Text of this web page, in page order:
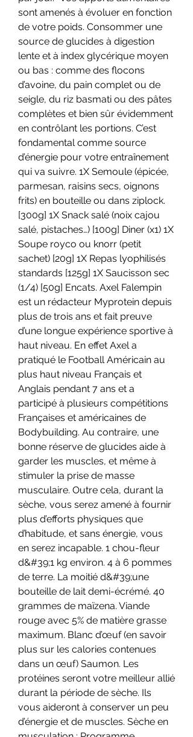
sont amenés à évoluer en fonction
de votre poids. Consommer une
source de glucides à digestion
lente et à index glycérique moyen
ou bas : comme des flocons
d’avoine, du pain complet ou de
seigle, du riz basmati ou des pâtes
complètes et bien sûr évidemment
en contrôlant les portions. C’est
fondamental comme source
d’énergie pour votre entraînement
qui va suivre. 1X Semoule (épicée,
parmesan, raisins secs, oignons
frits) en bouteille ou dans ziplock.
[300g] 1X Snack salé (noix cajou
salé, pistaches…) [100g] Diner (x1) 1X
Soupe royco ou knorr (petit
sachet) [20g] 1X Repas lyophilisés
standards [125g] 1X Saucisson sec
(1/4) [50g] Encats. Axel Falempin
est un rédacteur Myprotein depuis
plus de trois ans et fait preuve
d’une longue expérience sportive à
haut niveau. En effet Axel a
pratiqué le Football Américain au
plus haut niveau Français et
Anglais pendant 7 ans et a
participé à plusieurs compétitions
Françaises et américaines de
Bodybuilding. Au contraire, une
bonne réserve de glucides aide à
garder les muscles, et même à
stimuler la prise de masse
musculaire. Outre cela, durant la
sèche, vous serez amené à fournir
plus d’efforts physiques que
d’habitude, et sans énergie, vous
en serez incapable. 1 chou-fleur
d&#39;1 kg environ. 4 à 6 pommes
de terre. La moitié d&#39;une
bouteille de lait demi-écrémé. 40
grammes de maïzena. Viande
rouge avec 5% de matière grasse
maximum. Blanc d’œuf (en savoir
plus sur les calories contenues
dans un œuf) Saumon. Les
protéines seront votre meilleur allié
durant la période de sèche. Ils
vous aideront à conserver un peu
d’énergie et de muscles. Sèche en